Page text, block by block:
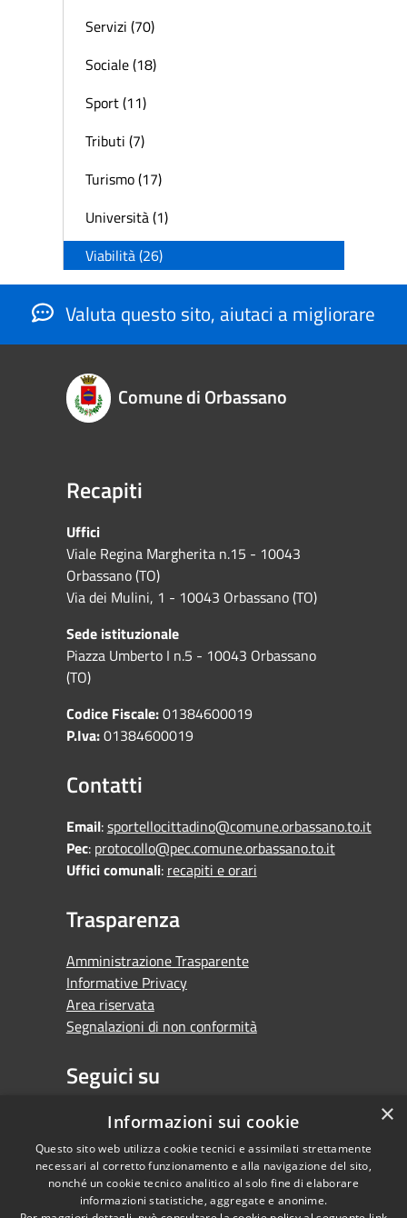
Servizi (70)
Sociale (18)
Sport (11)
Tributi (7)
Turismo (17)
Università (1)
Viabilità (26)
Valuta questo sito, aiutaci a migliorare
Comune di Orbassano
Recapiti
Uffici
Viale Regina Margherita n.15 - 10043
Orbassano (TO)
Via dei Mulini, 1 - 10043 Orbassano (TO)
Sede istituzionale
Piazza Umberto I n.5 - 10043 Orbassano
(TO)
Codice Fiscale:01384600019
P.Iva:01384600019
Contatti
Email:sportellocittadino@comune.orbassano.to.it
Pec: protocollo@pec.comune.orbassano.to.it
Uffici comunali: recapiti e orari
Trasparenza
Amministrazione Trasparente
Informative Privacy
Area riservata
Segnalazioni di non conformità
Seguici su
FacebookYoutubeWhatsapp
RSS
Copyright © 2026 •
×
Informazioni sui cookie
Questo sito web utilizza cookie tecnici e assimilati strettamente
necessari al corretto funzionamento e alla navigazione del sito,
nonché un cookie tecnico analitico al solo fine di elaborare
informazioni statistiche, aggregate e anonime.